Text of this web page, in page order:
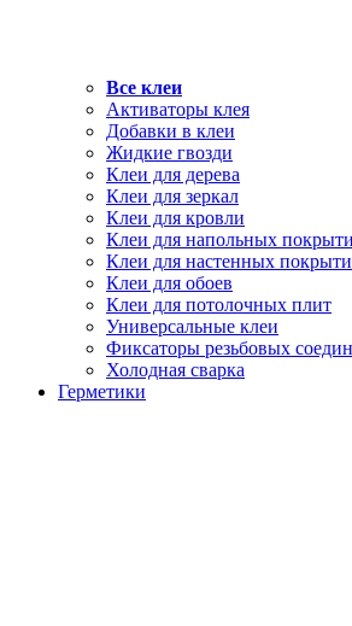
Все клеи
Активаторы клея
Добавки в клеи
Жидкие гвозди
Клеи для дерева
Клеи для зеркал
Клеи для кровли
Клеи для напольных
Клеи для настенных
Клеи для обоев
Клеи для потолочных плит
Универсальные клеи
Фиксаторы резьбовых
Холодная сварка
Герметики